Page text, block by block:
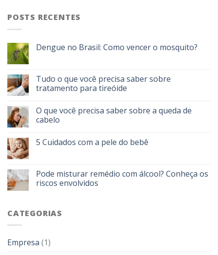
POSTS RECENTES
Dengue no Brasil: Como vencer o mosquito?
Tudo o que você precisa saber sobre
tratamento para tireóide
O que você precisa saber sobre a queda de
cabelo
5 Cuidados com a pele do bebê
Pode misturar remédio com álcool? Conheça os
riscos envolvidos
CATEGORIAS
Empresa (1)